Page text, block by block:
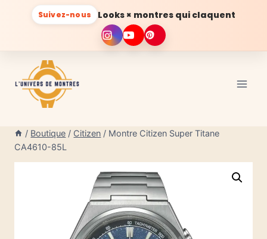
Suivez-nous Looks × montres qui claquent
contenu
/ Boutique / Citizen / Montre Citizen Super Titane
CA4610-85L